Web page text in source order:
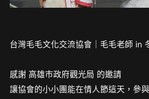
台灣毛毛文化交流協會｜毛毛老師 in
感謝 高雄市政府觀光局 的邀請
讓協會的小小團能在情人節這天，參